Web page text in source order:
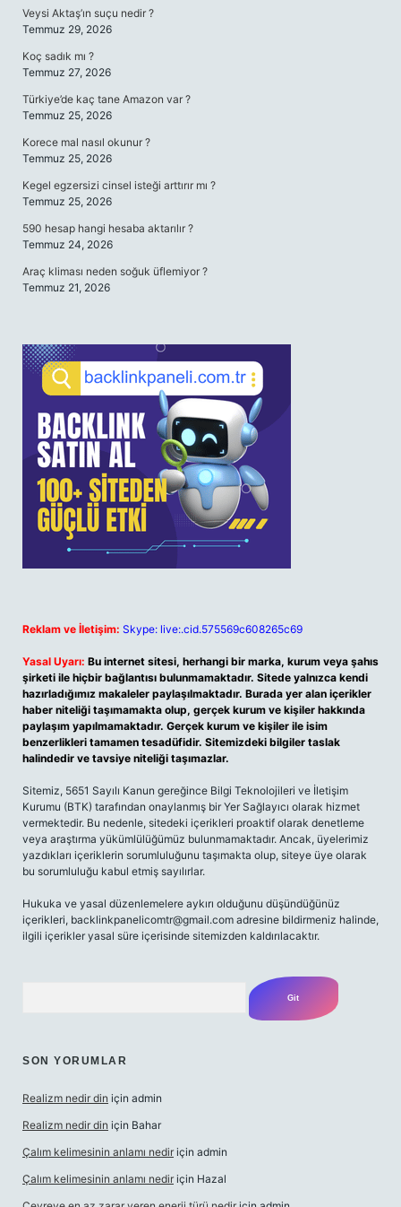
Veysi Aktaş’ın suçu nedir ?
Temmuz 29, 2026
Koç sadık mı ?
Temmuz 27, 2026
Türkiye’de kaç tane Amazon var ?
Temmuz 25, 2026
Korece mal nasıl okunur ?
Temmuz 25, 2026
Kegel egzersizi cinsel isteği arttırır mı ?
Temmuz 25, 2026
590 hesap hangi hesaba aktarılır ?
Temmuz 24, 2026
Araç kliması neden soğuk üflemiyor ?
Temmuz 21, 2026
Reklam ve İletişim: Skype: live:.cid.575569c608265c69
Yasal Uyarı: Bu internet sitesi, herhangi bir marka, kurum veya şahıs
şirketi ile hiçbir bağlantısı bulunmamaktadır. Sitede yalnızca kendi
hazırladığımız makaleler paylaşılmaktadır. Burada yer alan içerikler
haber niteliği taşımamakta olup, gerçek kurum ve kişiler hakkında
paylaşım yapılmamaktadır. Gerçek kurum ve kişiler ile isim
benzerlikleri tamamen tesadüfidir. Sitemizdeki bilgiler taslak
halindedir ve tavsiye niteliği taşımazlar.
Sitemiz, 5651 Sayılı Kanun gereğince Bilgi Teknolojileri ve İletişim
Kurumu (BTK) tarafından onaylanmış bir Yer Sağlayıcı olarak hizmet
vermektedir. Bu nedenle, sitedeki içerikleri proaktif olarak denetleme
veya araştırma yükümlülüğümüz bulunmamaktadır. Ancak, üyelerimiz
yazdıkları içeriklerin sorumluluğunu taşımakta olup, siteye üye olarak
bu sorumluluğu kabul etmiş sayılırlar.
Hukuka ve yasal düzenlemelere aykırı olduğunu düşündüğünüz
içerikleri, backlinkpanelicomtr@gmail.com adresine bildirmeniz halinde,
ilgili içerikler yasal süre içerisinde sitemizden kaldırılacaktır.
SON YORUMLAR
Realizm nedir din için admin
Realizm nedir din için Bahar
Çalım kelimesinin anlamı nedir için admin
Çalım kelimesinin anlamı nedir için Hazal